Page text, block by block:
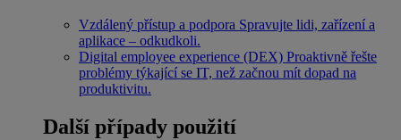
Vzdálený přístup a podpora Spravujte lidi, zařízení a
aplikace – odkudkoli.
Digital employee experience (DEX) Proaktivně řešte
problémy týkající se IT, než začnou mít dopad na
produktivitu.
Další případy použití